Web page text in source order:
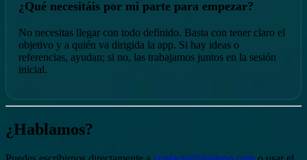
¿Qué necesitáis por mi parte para empezar?
No necesitas llegar con todo definido. Basta con tener claro el
objetivo y a quién va dirigida la app. Si hay ideas o
referencias, ayudan; si no, las trabajamos juntos en la sesión
inicial.
¿Hablamos?